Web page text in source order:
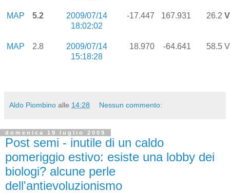
MAP 5.2
2009/07/14
18:02:02
-17.447 167.931 26.2
MAP 2.8
2009/07/14
15:18:28
18.970 -64.641 58.5
Aldo Piombino alle 14:28 Nessun commento:
domenica 19 luglio 2009
Post semi - inutile di un caldo
pomeriggio estivo: esiste una lobby dei
biologi? alcune perle
dell'antievoluzionismo